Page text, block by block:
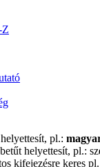
Z
pl.:
helyettesít, pl.: sz
kifejezésre keres pl.